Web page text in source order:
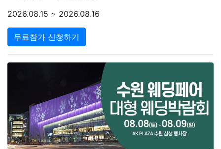
2026.08.15 ~ 2026.08.16
무료참가 신청하기